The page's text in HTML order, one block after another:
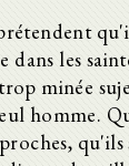
dans les
minée
homme.
qu'ils